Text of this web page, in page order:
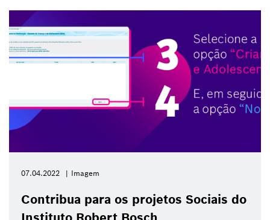
07.04.2022 Imagem
Contribua para os projetos Sociais do